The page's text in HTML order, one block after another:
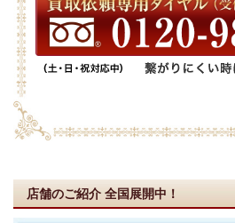
店舗のご紹介 全国展開中！